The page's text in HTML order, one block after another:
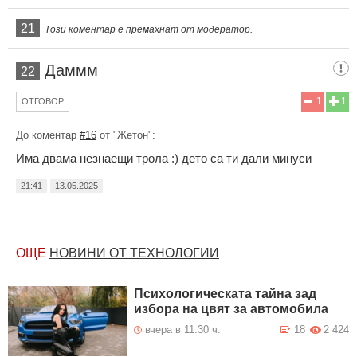
21 Този коментар е премахнат от модератор.
22 Даммм
1
1
ОТГОВОР
До коментар #16 от "Жетон":
Има двама незнаещи трола :) дето са ти дали минуси
21:41 13.05.2025
ОЩЕ НОВИНИ ОТ ТЕХНОЛОГИИ
Психологическата тайна зад
избора на цвят за автомобила
вчера в 11:30 ч. 2 424
18